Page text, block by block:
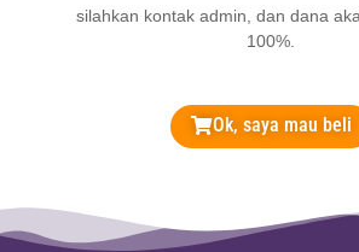
silahkan kontak admin, dan dana
100%.
Ok, saya mau beli